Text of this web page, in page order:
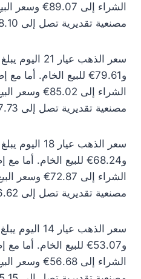
مصنعية تقديرية تصل إلى 8.10€.
و79.61€ للبيع الخام. أما
مصنعية تقديرية تصل إلى 7.73€.
و68.24€ للبيع الخام.
مصنعية تقديرية تصل إلى 6.62€.
و53.07€ للبيع الخام.